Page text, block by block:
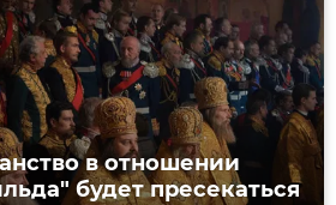
в отношении
будет пресекаться